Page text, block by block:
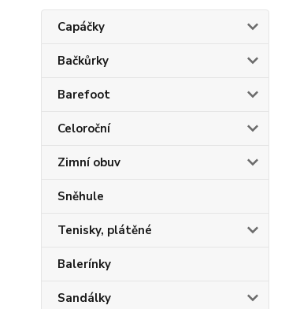
Capáčky
Bačkůrky
Barefoot
Celoroční
Zimní obuv
Sněhule
Tenisky, plátěné
Balerínky
Sandálky